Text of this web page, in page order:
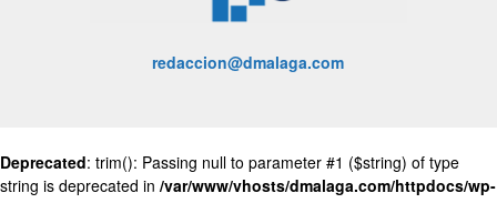
redaccion@dmalaga.com
Deprecated: trim(): Passing null to parameter #1 ($string) of type
string is deprecated in /var/www/vhosts/dmalaga.com/httpdocs/wp-